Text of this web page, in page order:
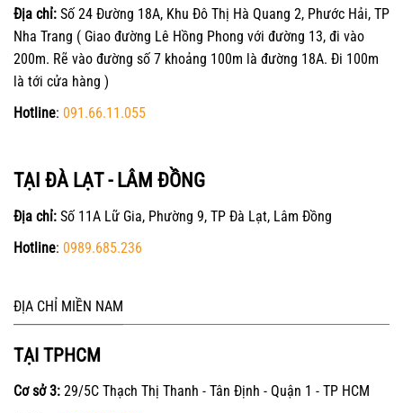
Địa chỉ: Số 24 Đường 18A, Khu Đô Thị Hà Quang 2, Phước Hải, TP
Nha Trang ( Giao đường Lê Hồng Phong với đường 13, đi vào
200m. Rẽ vào đường số 7 khoảng 100m là đường 18A. Đi 100m
là tới cửa hàng )
Hotline: 091.66.11.055
TẠI ĐÀ LẠT - LÂM ĐỒNG
Địa chỉ: Số 11A Lữ Gia, Phường 9, TP Đà Lạt, Lâm Đồng
Hotline: 0989.685.236
ĐỊA CHỈ MIỀN NAM
TẠI TPHCM
Cơ sở 3: 29/5C Thạch Thị Thanh - Tân Định - Quận 1 - TP HCM